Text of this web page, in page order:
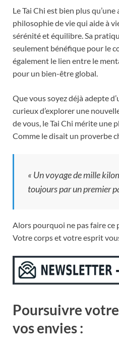
Le Tai Chi est bien plus
philosophie de vie qui aide à
sérénité et équilibre. Sa
seulement bénéfique pour le
également le lien entre le
pour un bien-être global.
Que vous soyez déjà adepte
curieux d’explorer une
de vous, le Tai Chi mérite une
Comme le disait un proverbe
« Un voyage de mille
toujours par un premier
Alors pourquoi ne pas faire ce
Votre corps et votre esprit
Poursuivre
vos envies :